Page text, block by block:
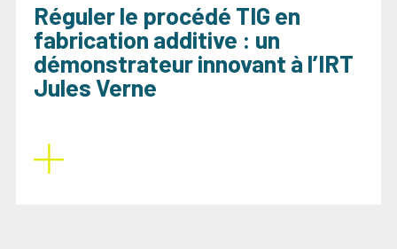
Réguler le procédé TIG en
fabrication additive : un
démonstrateur innovant à l’IRT
Jules Verne